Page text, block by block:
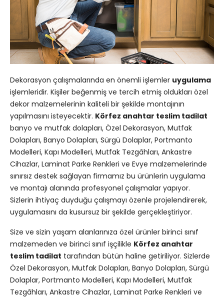
Dekorasyon çalışmalarında en önemli işlemler uygulama
işlemleridir. Kişiler beğenmiş ve tercih etmiş oldukları özel
dekor malzemelerinin kaliteli bir şekilde montajının
yapılmasını isteyecektir. Körfez anahtar teslim tadilat
banyo ve mutfak dolapları, Özel Dekorasyon, Mutfak
Dolapları, Banyo Dolapları, Sürgü Dolaplar, Portmanto
Modelleri, Kapı Modelleri, Mutfak Tezgâhları, Ankastre
Cihazlar, Laminat Parke Renkleri ve Evye malzemelerinde
sınırsız destek sağlayan firmamız bu ürünlerin uygulama
ve montajı alanında profesyonel çalışmalar yapıyor.
Sizlerin ihtiyaç duyduğu çalışmayı özenle projelendirerek,
uygulamasını da kusursuz bir şekilde gerçekleştiriyor.
Size ve sizin yaşam alanlarınıza özel ürünler birinci sınıf
malzemeden ve birinci sınıf işçilikle Körfez anahtar
teslim tadilat tarafından bütün haline getiriliyor. Sizlerde
Özel Dekorasyon, Mutfak Dolapları, Banyo Dolapları, Sürgü
Dolaplar, Portmanto Modelleri, Kapı Modelleri, Mutfak
Tezgâhları, Ankastre Cihazlar, Laminat Parke Renkleri ve